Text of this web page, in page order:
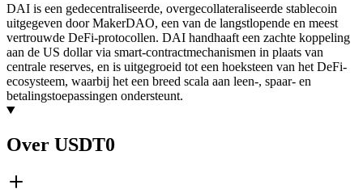
DAI is een gedecentraliseerde, overgecollateraliseerde stablecoin
uitgegeven door MakerDAO, een van de langstlopende en meest
vertrouwde DeFi-protocollen. DAI handhaaft een zachte koppeling
aan de US dollar via smart-contractmechanismen in plaats van
centrale reserves, en is uitgegroeid tot een hoeksteen van het DeFi-
ecosysteem, waarbij het een breed scala aan leen-, spaar- en
betalingstoepassingen ondersteunt.
Over USDT0